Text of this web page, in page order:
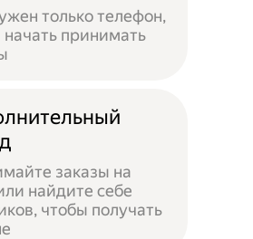
только телефон,
начать принимать
заказы на
найдите себе
чтобы получать